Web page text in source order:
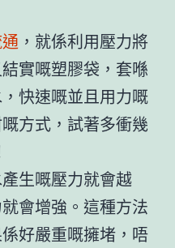
，就係利用壓力將
實嘅塑膠袋，套喺
快速嘅並且用力嘅
方式，試著多衝幾
生嘅壓力就會越
會增強。這種方法
好嚴重嘅擁堵，唔